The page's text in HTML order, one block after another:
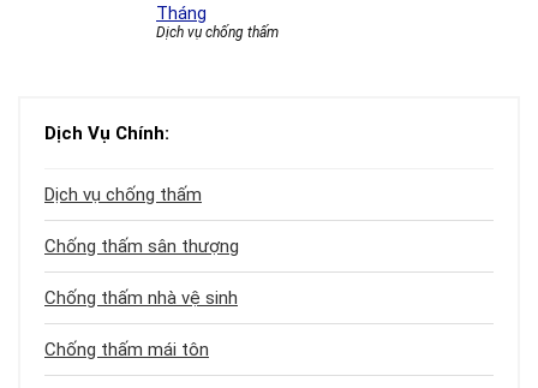
Tháng
Dịch vụ chống thấm
Dịch Vụ Chính:
Dịch vụ chống thấm
Chống thấm sân thượng
Chống thấm nhà vệ sinh
Chống thấm mái tôn